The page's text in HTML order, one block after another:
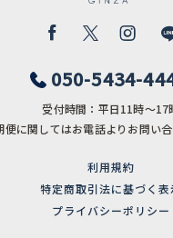
050-5434-
受付時間：平日11時〜17
に関してはお電話よりお問い合
利用規約
特定商取引法に基づく表
プライバシーポリシー